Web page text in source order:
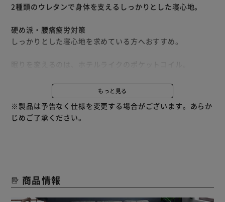
2種類のウレタンで身体を支えるしっかりとした寝心地。
硬め派・腰痛疲労対策
しっかりとした寝心地を求めている方へおすすめ。
まるで高級ホテルのベッドのような寝心地を自宅で体感。
ポケットコイルマットレスが、睡眠を新境地へ。
を保ちながらしっかりと身体を支えられているような寝心地
もっと見る
※製品は予告なく仕様を変更する場合がございます。あらか
じめご了承ください。
商品情報